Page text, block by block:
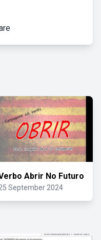
Abrir No Futuro
September 2024